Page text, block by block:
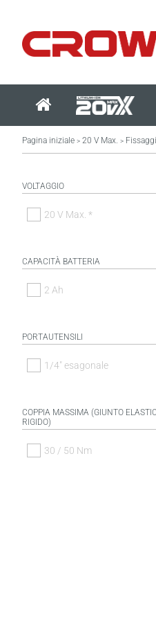
Pagina iniziale > 20 V Max. >
VOLTAGGIO
20 V Max. *
CAPACITÀ BATTERIA
2 Ah
PORTAUTENSILI
1/4" esagonale
COPPIA MASSIMA (GIUNTO
RIGIDO)
30 / 50 Nm